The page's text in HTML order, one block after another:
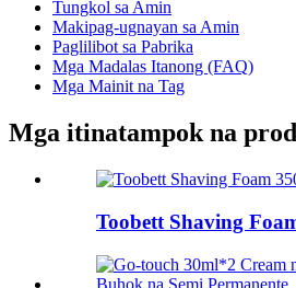
Tungkol sa Amin
Makipag-ugnayan sa Amin
Paglilibot sa Pabrika
Mga Madalas Itanong (FAQ)
Mga Mainit na Tag
Mga itinatampok na
Toobett Shaving